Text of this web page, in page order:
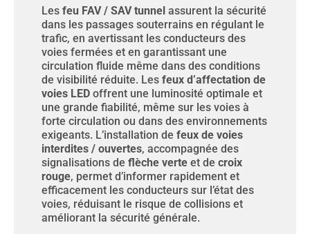
Les feu FAV / SAV tunnel assurent la sécurité
dans les passages souterrains en régulant le
trafic, en avertissant les conducteurs des
voies fermées et en garantissant une
circulation fluide même dans des conditions
de visibilité réduite. Les feux d’affectation de
voies LED offrent une luminosité optimale et
une grande fiabilité, même sur les voies à
forte circulation ou dans des environnements
exigeants. L’installation de feux de voies
interdites / ouvertes, accompagnée des
signalisations de flèche verte et de croix
rouge, permet d’informer rapidement et
efficacement les conducteurs sur l’état des
voies, réduisant le risque de collisions et
améliorant la sécurité générale.